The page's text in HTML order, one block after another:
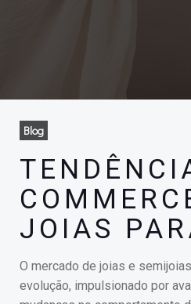
Blog
JOIAS
O mercado de joias e
evolução, impulsionado por